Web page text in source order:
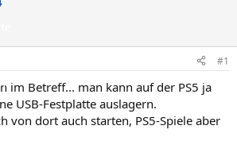
#1
im Betreff... man kann auf der PS5 ja
USB-Festplatte auslagern.
von dort auch starten, PS5-Spiele aber